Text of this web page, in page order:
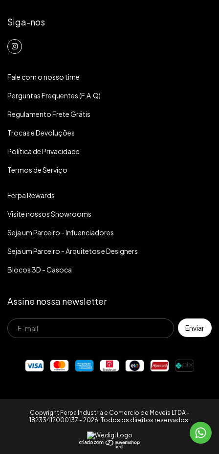
Siga-nos
Fale com o nosso time
Perguntas Frequentes (F.A.Q)
Regulamento Frete Grátis
Trocas e Devoluções
Política de Privacidade
Termos de Serviço
Ferpa Rewards
Visite nossos Showrooms
Seja um Parceiro - Infuenciadores
Seja um Parceiro - Arquitetos e Designers
Blocos 3D - Casoca
Assine nossa newsletter
Copyright Ferpa Industria e Comercio de Moveis LTDA -
18233412000137 - 2026. Todos os direitos reservados.